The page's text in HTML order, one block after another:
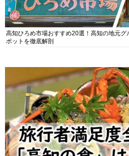
高知ひろめ市場おすすめ20選！高知の地元
ポットを徹底解剖